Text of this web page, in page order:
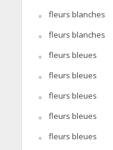
fleurs blanches
fleurs blanches
fleurs bleues
fleurs bleues
fleurs bleues
fleurs bleues
fleurs bleues